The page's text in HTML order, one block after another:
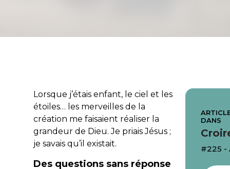
Lorsque j’étais enfant, le ciel et les
étoiles… les merveilles de la
création me faisaient réaliser la
grandeur de Dieu. Je priais Jésus ;
je savais qu’il existait.
Des questions sans réponse
DANS
#225 -